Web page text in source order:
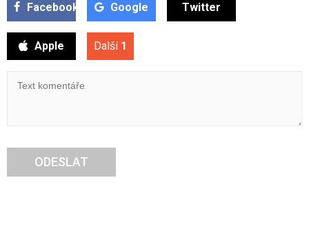
Facebook Google Twitter
Apple Další 1
ODESLAT